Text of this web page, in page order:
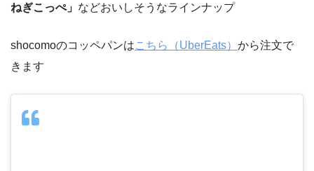
ねぎこっぺ」 などおいしそうなラインナップ
shocomoのコッペパンはこちら（UberEats） から注文で
きます